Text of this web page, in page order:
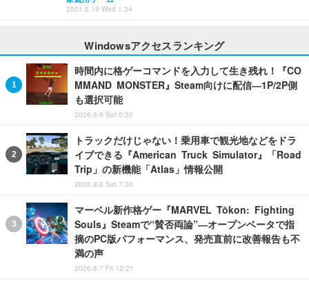
2021.5.19 Wed 1:34
Windowsアクセスランキング
時間内に格ゲーコマンドを入力して生き残れ！『CO
MMAND MONSTER』Steam向けに配信―1P/2P側
も選択可能
2026.8.8 Sat 0:30
トラックだけじゃない！乗用車で観光地などをドラ
イブできる『American Truck Simulator』「Road
Trip」の新機能「Atlas」情報公開
2026.8.8 Sat 7:30
マーベル新作格ゲー『MARVEL Tōkon: Fighting
Souls』Steamで“賛否両論”―オープンベータで指
摘のPC版パフォーマンス、発売直前に改善報告も不
満の声
2026.8.7 Fri 12:21